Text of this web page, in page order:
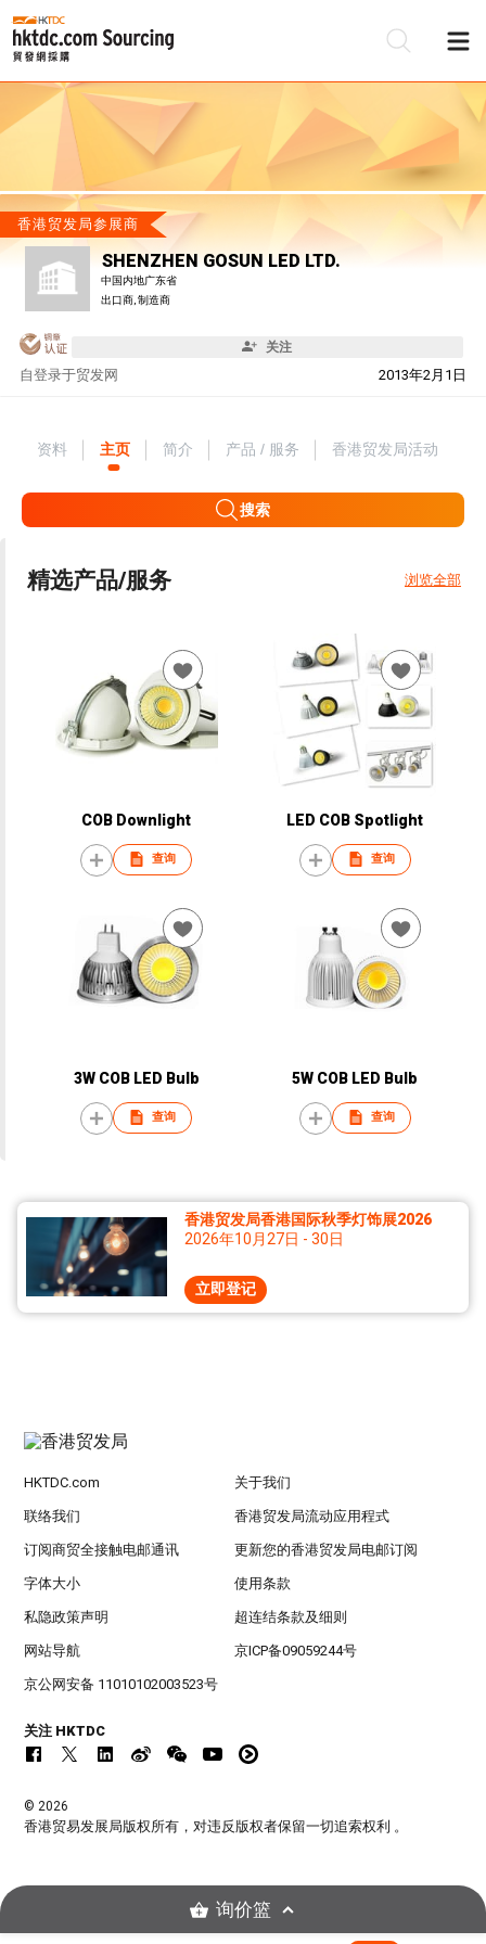
香港贸发局参展商
SHENZHEN GOSUN LED LTD.
中国内地广东省
出口商, 制造商
关注
自 2013年2月1日
登录于贸发网
资料 主页 简介 产品 / 服务 香港贸发局活动
搜索
精选产品/服务 浏览全部
COB Downlight
查询
LED COB Spotlight
查询
3W COB LED Bulb
查询
5W COB LED Bulb
查询
香港贸发局香港国际秋季灯饰展2026
2026年10月27日 - 30日
立即登记
HKTDC.com 关于我们
联络我们 香港贸发局流动应用程式
订阅商贸全接触电邮通讯 更新您的香港贸发局电邮订阅
字体大小 使用条款
私隐政策声明 超连结条款及细则
网站导航 京ICP备09059244号
京公网安备 11010102003523号
关注 HKTDC
© 2026
香港贸易发展局版权所有，对违反版权者保留一切追索权利 。
询价篮